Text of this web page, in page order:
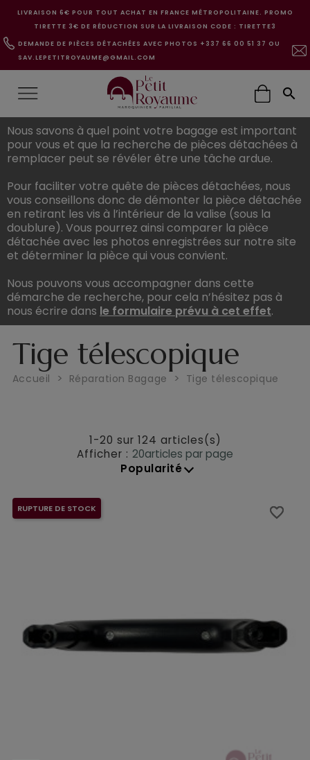
LIVRAISON 6€ POUR TOUT ACHAT EN FRANCE MÉTROPOLITAINE. PROMO
TIRETTE 3€ DE RÉDUCTION SUR LA LIVRAISON CODE : TIRETTE3
DEMANDE DE PIÈCES DÉTACHÉES AVEC PHOTOS +337 66 00 51 37 OU
SAV.LEPETITROYAUME@GMAIL.COM

Nous savons à quel point votre bagage est important
pour vous et que la recherche de pièces détachées à
remplacer peut se révéler être une tâche ardue.
Pour faciliter votre quête de pièces détachées, nous
vous conseillons donc de démonter la pièce détachée
en retirant les vis à l’intérieur de la valise (sous la
doublure). Vous pourrez ainsi comparer la pièce
détachée avec les photos enregistrées sur notre site
et déterminer la pièce qui vous convient.
Nous pouvons vous accompagner dans cette
démarche de recherche, pour cela n’hésitez pas à
nous écrire dans le formulaire prévu à cet effet.
Tige télescopique
Accueil Réparation Bagage Tige télescopique
1-20 sur 124 articles(s)
Afficher : 20articles par page
Popularité
RUPTURE DE STOCK favorite_border
favorite_border